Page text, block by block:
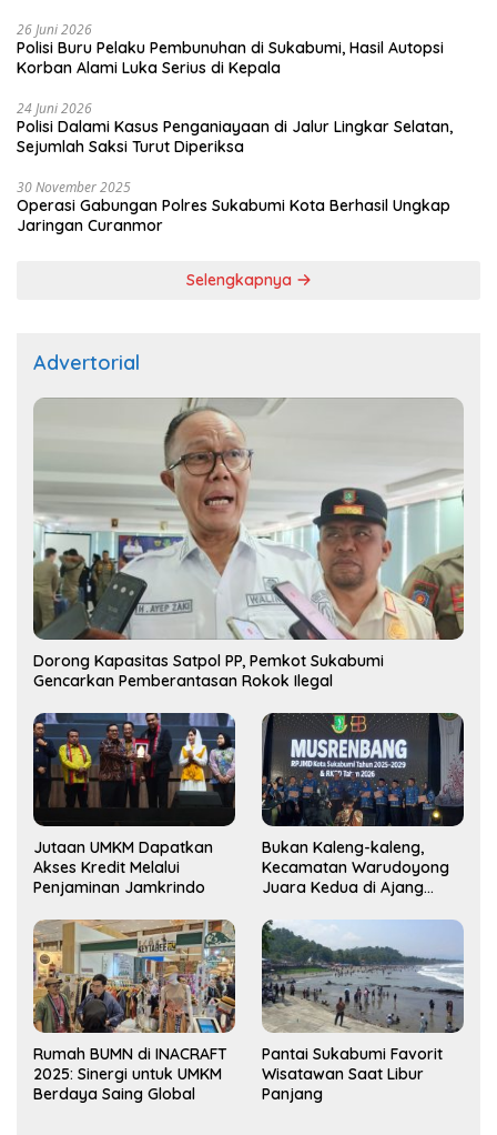
26 Juni 2026
Polisi Buru Pelaku Pembunuhan di Sukabumi, Hasil Autopsi
Korban Alami Luka Serius di Kepala
24 Juni 2026
Polisi Dalami Kasus Penganiayaan di Jalur Lingkar Selatan,
Sejumlah Saksi Turut Diperiksa
30 November 2025
Operasi Gabungan Polres Sukabumi Kota Berhasil Ungkap
Jaringan Curanmor
Selengkapnya
Advertorial
Dorong Kapasitas Satpol PP, Pemkot Sukabumi
Gencarkan Pemberantasan Rokok Ilegal
Jutaan UMKM Dapatkan
Akses Kredit Melalui
Penjaminan Jamkrindo
Bukan Kaleng-kaleng,
Kecamatan Warudoyong
Juara Kedua di Ajang
2025
Rumah BUMN di INACRAFT
2025: Sinergi untuk UMKM
Berdaya Saing Global
Pantai Sukabumi Favorit
Wisatawan Saat Libur
Panjang